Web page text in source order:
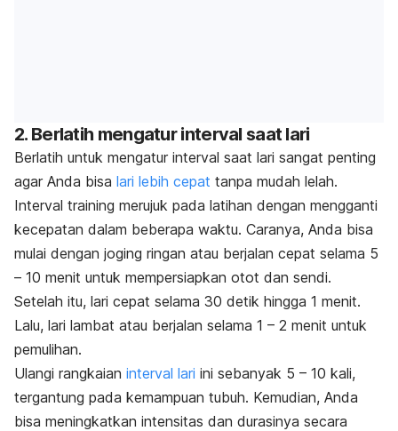
2. Berlatih mengatur interval saat lari
Berlatih untuk mengatur interval saat lari sangat penting
agar Anda bisa lari lebih cepat tanpa mudah lelah.
Interval training merujuk pada latihan dengan mengganti
kecepatan dalam beberapa waktu. Caranya, Anda bisa
mulai dengan joging ringan atau berjalan cepat selama 5
– 10 menit untuk mempersiapkan otot dan sendi.
Setelah itu, lari cepat selama 30 detik hingga 1 menit.
Lalu, lari lambat atau berjalan selama 1 – 2 menit untuk
pemulihan.
Ulangi rangkaian interval lari ini sebanyak 5 – 10 kali,
tergantung pada kemampuan tubuh. Kemudian, Anda
bisa meningkatkan intensitas dan durasinya secara